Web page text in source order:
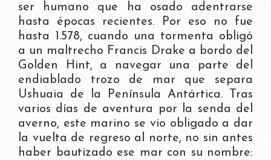
ser humano que ha osado adentrarse
hasta épocas recientes. Por eso no fue
hasta 1.578, cuando una tormenta obligó
a un maltrecho Francis Drake a bordo del
Golden Hint, a navegar una parte del
endiablado trozo de mar que separa
Ushuaia de la Península Antártica. Tras
varios días de aventura por la senda del
averno, este marino se vio obligado a dar
la vuelta de regreso al norte, no sin antes
haber bautizado ese mar con su nombre: